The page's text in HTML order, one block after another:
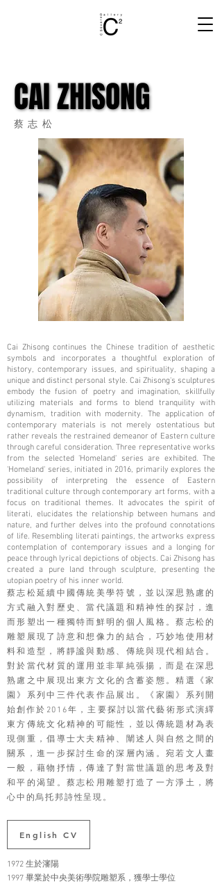
CAI ZHISONG
CAI ZHISONG
​蔡志松
Cai Zhisong continues the Chinese tradition of aesthetic
symbols and incorporates a thoughtful exploration of
history, contemporary issues, and spirituality, shaping a
unique and distinct personal style. Cai Zhisong's sculptures
embody the fusion of poetry and imagination, skillfully
utilizing materials and forms to blend tranquility with
dynamism, tradition with modernity. The application of
contemporary materials is not merely ostentatious but
rather reveals the restrained demeanor of Eastern culture
through careful consideration. Three representative works
from the selected 'Homeland' series are exhibited. The
'Homeland' series, initiated in 2016, primarily explores the
possibility of interpreting the essence of Eastern
traditional culture through contemporary art forms, with a
focus on traditional themes. It advocates the spirit of
literati, elucidates the relationship between humans and
nature, and further delves into the profound connotations
of life. Resembling literati paintings, the artworks express
contemplation of contemporary issues and a longing for
peace through lyrical depictions of objects. Cai Zhisong has
created a pure land through sculpture, presenting the
utopian poetry of his inner world.
蔡志松延續中國傳統美學符號，並以深思熟慮的
方式融入對歷史、當代議題和精神性的探討，進
而形塑出一種獨特而鮮明的個人風格。蔡志松的
雕塑展現了詩意和想像力的結合，巧妙地使用材
料和造型，將靜謐與動感、傳統與現代相結合。
對於當代材質的運用並非單純張揚，而是在深思
熟慮之中展現出東方文化的含蓄姿態。精選《家
園》系列中三件代表作品展出。《家園》系列開
始創作於2016年，主要探討以當代藝術形式演繹
東方傳統文化精神的可能性，並以傳統題材為表
現側重，倡導士大夫精神、闡述人與自然之間的
關系，進一步探討生命的深層內涵。宛若文人畫
一般，藉物抒情，傳達了對當世議題的思考及對
和平的渴望。蔡志松用雕塑打造了一方淨土，將
心中的烏托邦詩性呈現。
English CV
1972 生於瀋陽
1997 畢業於中央美術學院雕塑系，獲學士學位